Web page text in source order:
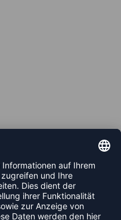
UND VERPASSE KEINE